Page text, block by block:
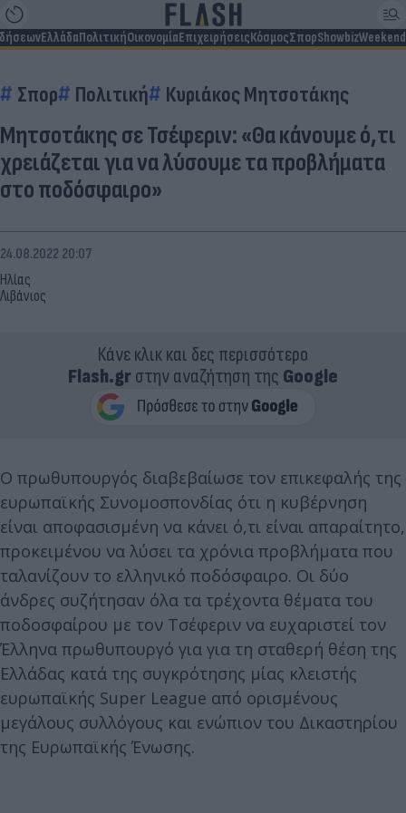
ΕλλάδαΠολιτικήΟικονομίαΕπιχειρήσειςΚόσμοςΣπορShowbizWeekend
Σπορ Πολιτική Κυριάκος Μητσοτάκης
Μητσοτάκης σε Τσέφεριν: «Θα κάνουμε ό,τι
χρειάζεται για να λύσουμε τα προβλήματα
στο ποδόσφαιρο»
Ηλίας
Λιβάνιος
24.08.2022 20:07
Κάνε κλικ και δες περισσότερο
Flash.grστην αναζήτηση της Google
Ο πρωθυπουργός διαβεβαίωσε τον επικεφαλής της
ευρωπαϊκής Συνομοσπονδίας ότι η κυβέρνηση
είναι αποφασισμένη να κάνει ό,τι είναι απαραίτητο,
προκειμένου να λύσει τα χρόνια προβλήματα που
ταλανίζουν το ελληνικό ποδόσφαιρο. Οι δύο
άνδρες συζήτησαν όλα τα τρέχοντα θέματα του
ποδοσφαίρου με τον Τσέφεριν να ευχαριστεί τον
Έλληνα πρωθυπουργό για για τη σταθερή θέση της
Ελλάδας κατά της συγκρότησης μίας κλειστής
ευρωπαϊκής Super League από ορισμένους
μεγάλους συλλόγους και ενώπιον του Δικαστηρίου
της Ευρωπαϊκής Ένωσης.